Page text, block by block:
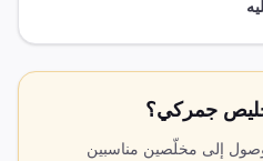
جمركي؟
إلى مخلّصين مناسبين